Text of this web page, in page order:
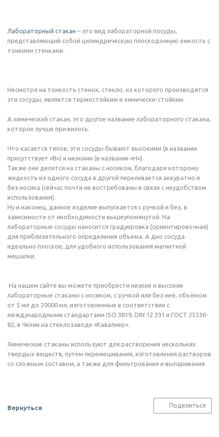
Лабораторный стакан – это вид лабораторной посуды,
представляющий собой цилиндрическую плоскодонную ёмкость с
тонкими стенками.
Несмотря на тонкость стенок, стекло, из которого производятся
эти сосуды, является термостойким и химически-стойким.
А химический стакан, это другое название лабораторного стакана,
которое лучше прижилось.
Что касается типов, эти сосуды бывают высокими (в названии
присутствует «В») и низкими (в названии «Н»).
Также они делятся на стаканы с носиком, благодаря которому
жидкость из одного сосуда в другой переливается аккуратно и
без носика (сейчас почти не востребованы в связи с неудобством
использования).
Ну и наконец, данное изделие выпускается с ручкой и без, в
зависимости от необходимости вышеупомянутой. На
лабораторные сосуды наносится градуировка (ориентировочная)
для приблизительного определения объёма. А дно сосуда
идеально плоское, для удобного использования магнитной
мешалки.
На нашем сайте вы можете приобрести низкие и высокие
лабораторные стаканы с носиком, с ручкой или без неё, объёмом
от 5 мл до 20000 мл, изготовленные в соответствии с
международными стандартами ISO 3819, DIN 12 331 и ГОСТ 25336-
82, в Чехии на стеклозаводе «Кавалиер».
Химические стаканы используют для растворения нескольких
твердых веществ, путем перемешивания, изготовления растворов
со сложным составом, а также для фильтрования и выпаривания
Вернуться Поделиться